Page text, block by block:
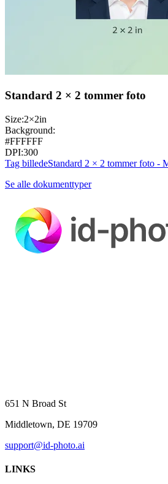
Standard 2 × 2 tommer foto
Size:2×2in
Background:
#FFFFFF
DPI:300
Tag billedeStandard 2 × 2 tommer foto -
Se alle dokumenttyper
651 N Broad St
Middletown, DE 19709
support@id-photo.ai
LINKS